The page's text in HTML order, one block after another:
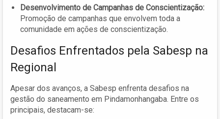
Desenvolvimento de Campanhas de Conscientização:
Promoção de campanhas que envolvem toda a
comunidade em ações de conscientização.
Desafios Enfrentados pela Sabesp na
Regional
Apesar dos avanços, a Sabesp enfrenta desafios na
gestão do saneamento em Pindamonhangaba. Entre os
principais, destacam-se: